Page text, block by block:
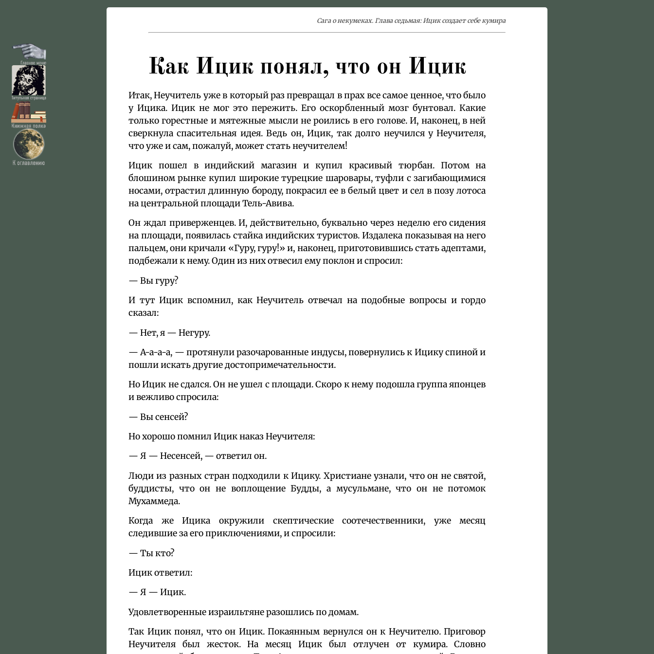
Сага о некумеках. Глава седьмая: Ицик создает себе кумира
Как Ицик понял, что он Ицик
Итак, Неучитель уже в который раз превращал в прах все самое ценное, что было
у Ицика. Ицик не мог это пережить. Его оскорбленный мозг бунтовал. Какие
только горестные и мятежные мысли не роились в его голове. И, наконец, в ней
сверкнула спасительная идея. Ведь он, Ицик, так долго неучился у Неучителя,
что уже и сам, пожалуй, может стать неучителем!
Ицик пошел в индийский магазин и купил красивый тюрбан. Потом на
блошином рынке купил широкие турецкие шаровары, туфли с загибающимися
носами, отрастил длинную бороду, покрасил ее в белый цвет и сел в позу лотоса
на центральной площади Тель-Авива.
Он ждал приверженцев. И, действительно, буквально через неделю его сидения
на площади, появилась стайка индийских туристов. Издалека показывая на него
пальцем, они кричали «Гуру, гуру!» и, наконец, приготовившись стать адептами,
подбежали к нему. Один из них отвесил ему поклон и спросил:
— Вы гуру?
И тут Ицик вспомнил, как Неучитель отвечал на подобные вопросы и гордо
сказал:
— Нет, я — Негуру.
— А-а-а-а, — протянули разочарованные индусы, повернулись к Ицику спиной и
пошли искать другие достопримечательности.
Но Ицик не сдался. Он не ушел с площади. Скоро к нему подошла группа японцев
и вежливо спросила:
— Вы сенсей?
Но хорошо помнил Ицик наказ Неучителя:
— Я — Несенсей, — ответил он.
Люди из разных стран подходили к Ицику. Христиане узнали, что он не святой,
буддисты, что он не воплощение Будды, а мусульмане, что он не потомок
Мухаммеда.
Когда же Ицика окружили скептические соотечественники, уже месяц
следившие за его приключениями, и спросили:
— Ты кто?
Ицик ответил:
— Я — Ицик.
Удовлетворенные израильтяне разошлись по домам.
Так Ицик понял, что он Ицик. Покаянным вернулся он к Неучителю. Приговор
Неучителя был жесток. На месяц Ицик был отлучен от кумира. Словно